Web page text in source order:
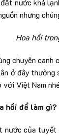
nước khá
nhưng
Hoa hồi
chuyên
ở đây thường
với Việt Nam
hồi để làm gì?
nước của